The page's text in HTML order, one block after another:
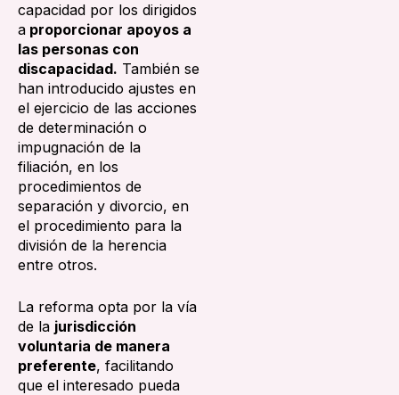
capacidad por los dirigidos
a proporcionar apoyos a
las personas con
discapacidad. También se
han introducido ajustes en
el ejercicio de las acciones
de determinación o
impugnación de la
filiación, en los
procedimientos de
separación y divorcio, en
el procedimiento para la
división de la herencia
entre otros.
La reforma opta por la vía
de la jurisdicción
voluntaria de manera
preferente, facilitando
que el interesado pueda